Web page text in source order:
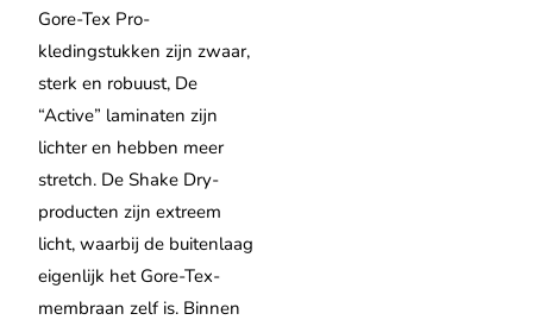
Gore-Tex Pro-
kledingstukken zijn zwaar,
sterk en robuust, De
“Active” laminaten zijn
lichter en hebben meer
stretch. De Shake Dry-
producten zijn extreem
licht, waarbij de buitenlaag
eigenlijk het Gore-Tex-
membraan zelf is. Binnen